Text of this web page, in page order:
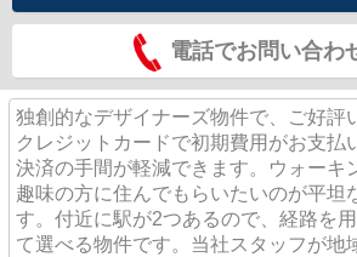
電話でお問い合わ
独創的なデザイナーズ物件で、ご好評
クレジットカードで初期費用がお支払
決済の手間が軽減できます。ウォーキ
趣味の方に住んでもらいたいのが平坦
す。付近に駅が2つあるので、経路を
て選べる物件です。当社スタッフが地